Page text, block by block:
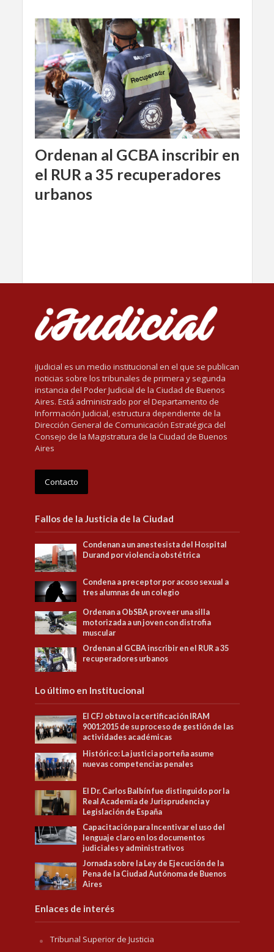
Ordenan al GCBA inscribir en
el RUR a 35 recuperadores
urbanos
iJudicial es un medio institucional en el que se publican
noticias sobre los tribunales de primera y segunda
instancia del Poder Judicial de la Ciudad de Buenos
Aires. Está administrado por el Departamento de
Información Judicial, estructura dependiente de la
Dirección General de Comunicación Estratégica del
Consejo de la Magistratura de la Ciudad de Buenos
Aires
Contacto
Fallos de la Justicia de la Ciudad
Condenan a un anestesista del Hospital
Durand por violencia obstétrica
Condena a preceptor por acoso sexual a
tres alumnas de un colegio
Ordenan a ObSBA proveer una silla
motorizada a un joven con distrofia
muscular
Ordenan al GCBA inscribir en el RUR a 35
recuperadores urbanos
Lo último en Institucional
El CFJ obtuvo la certificación IRAM
9001:2015 de su proceso de gestión de las
actividades académicas
Histórico: La justicia porteña asume
nuevas competencias penales
El Dr. Carlos Balbín fue distinguido por la
Real Academia de Jurisprudencia y
Legislación de España
Capacitación para Incentivar el uso del
lenguaje claro en los documentos
judiciales y administrativos
Jornada sobre la Ley de Ejecución de la
Pena de la Ciudad Autónoma de Buenos
Aires
Enlaces de interés
Tribunal Superior de Justicia